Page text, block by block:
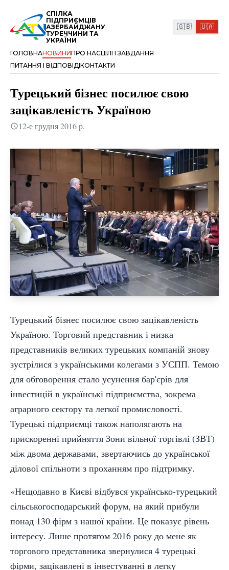
СПІЛКА
ПІДПРИЄМЦІВ
АЗЕРБАЙДЖАНУ
ТУРЕЧЧИНИ ТА
УКРАЇНИ
🇬🇧 🇺🇦
ГОЛОВНАНОВИНИПРО НАСЦІЛІ І ЗАВДАННЯ
ПИТАННЯ І ВІДПОВІДІКОНТАКТИ
Турецький бізнес посилює свою
зацікавленість Україною
12-е грудня 2016 р.
Турецький бізнес посилює свою зацікавленість
Україною. Торговий представник і низка
представників великих турецьких компаній знову
зустрілися з українськими колегами з УСПП. Темою
для обговорення стало усунення бар'єрів для
інвестицій в українські підприємства, зокрема
аграрного сектору та легкої промисловості.
Турецькі підприємці також наполягають на
прискоренні прийняття Зони вільної торгівлі (ЗВТ)
між двома державами, звертаючись до української
ділової спільноти з проханням про підтримку.
«Нещодавно в Києві відбувся українсько-турецький
сільськогосподарський форум, на який прибули
понад 130 фірм з нашої країни. Це показує рівень
інтересу. Лише протягом 2016 року до мене як
торгового представника звернулися 4 турецькі
фірми, зацікавлені в інвестуванні в легку